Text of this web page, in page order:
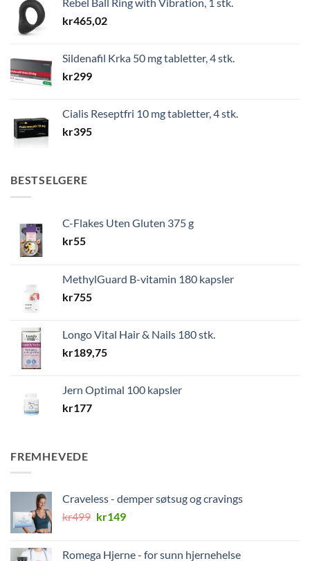
kr465,02
Sildenafil Krka 50 mg tabletter, 4 stk.
kr299
Cialis Reseptfri 10 mg tabletter, 4 stk.
kr395
BESTSELGERE
C-Flakes Uten Gluten 375 g
kr55
MethylGuard B-vitamin 180 kapsler
kr755
Longo Vital Hair & Nails 180 stk.
kr189,75
Jern Optimal 100 kapsler
kr177
FREMHEVEDE
Craveless - demper søtsug og cravings
kr499 Opprinnelig
kr149Nåværende
Romega Hjerne - for sunn hjernehelse